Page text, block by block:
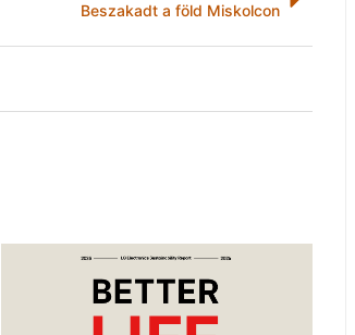
Beszakadt a föld Miskolcon